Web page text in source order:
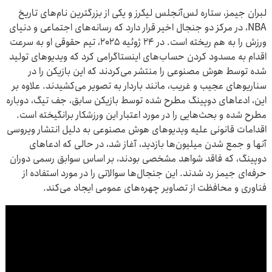
لبران جیمز، ستاره لس‌آنجلس لیکرز و یکی از بزرگترین نام‌های تاریخ
NBA، در مرکز دو جنجال اخیر قرار دارد که رسانه‌های اجتماعی و دنیای
ورزش را به هم ریخته است. در ۲۴ ژوئیه ۲۰۲۵، تیم حقوقی او به سرعت
اقدام به مسدود کردن حساب‌های اینستاگرامی کرد که ویدیوهای تولید
شده توسط هوش مصنوعی را منتشر می‌کردند که این بازیکن را در
سناریوهای عجیب و غریب، مانند باردار به تصویر می‌کشیدند. علاوه بر
این، ادعاهای دوپینگ مطرح شده توسط بازیکن سابق، جف تیگ، دوباره
مطرح شده و بحث‌هایی را در مورد اعتبار این ورزشکار برانگیخته است.
اقدامات قانونی علیه ویدیوهای هوش مصنوعی به دلیل انتشار ویروسی
آنها و جمع شدن میلیون‌ها بازدید، آغاز شد، در حالی که ادعاهای
دوپینگ، که فاقد شواهد مشخصی بودند، بر اساس سوابق رسمی دوران
حرفه‌ای جیمز رد شدند. این جنجال‌ها سوالاتی را در مورد استفاده از
فناوری و محافظت از تصاویر چهره‌های عمومی ایجاد می‌کند.